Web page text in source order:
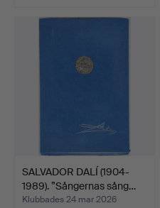
SALVADOR DALÍ (1904-
1989). ”Sångernas sång…
Klubbades 24 mar 2026